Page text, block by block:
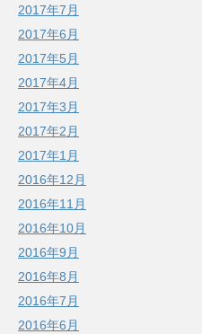
2017年7月
2017年6月
2017年5月
2017年4月
2017年3月
2017年2月
2017年1月
2016年12月
2016年11月
2016年10月
2016年9月
2016年8月
2016年7月
2016年6月